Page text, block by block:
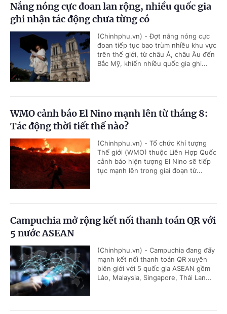
Nắng nóng cực đoan lan rộng, nhiều quốc gia
ghi nhận tác động chưa từng có
(Chinhphu.vn) - Đợt nắng nóng cực
đoan tiếp tục bao trùm nhiều khu vực
trên thế giới, từ châu Á, châu Âu đến
Bắc Mỹ, khiến nhiều quốc gia ghi...
WMO cảnh báo El Nino mạnh lên từ tháng 8:
Tác động thời tiết thế nào?
(Chinhphu.vn) - Tổ chức Khí tượng
Thế giới (WMO) thuộc Liên Hợp Quốc
cảnh báo hiện tượng El Nino sẽ tiếp
tục mạnh lên trong giai đoạn từ...
Campuchia mở rộng kết nối thanh toán QR với
5 nước ASEAN
(Chinhphu.vn) - Campuchia đang đẩy
mạnh kết nối thanh toán QR xuyên
biên giới với 5 quốc gia ASEAN gồm
Lào, Malaysia, Singapore, Thái Lan...